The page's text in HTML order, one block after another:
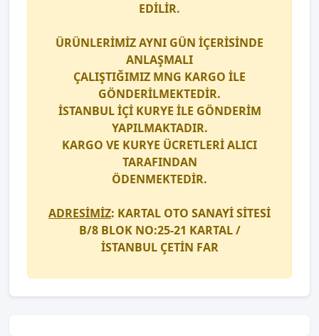
EDİLİR.
ÜRÜNLERİMİZ AYNI GÜN İÇERİSİNDE
ANLAŞMALI
ÇALIŞTIĞIMIZ MNG KARGO İLE
GÖNDERİLMEKTEDİR.
İSTANBUL İÇİ KURYE İLE GÖNDERİM
YAPILMAKTADIR.
KARGO VE KURYE ÜCRETLERİ ALICI
TARAFINDAN
ÖDENMEKTEDİR.
ADRESİMİZ: KARTAL OTO SANAYİ SİTESİ
B/8 BLOK NO:25-21 KARTAL /
İSTANBUL ÇETİN FAR